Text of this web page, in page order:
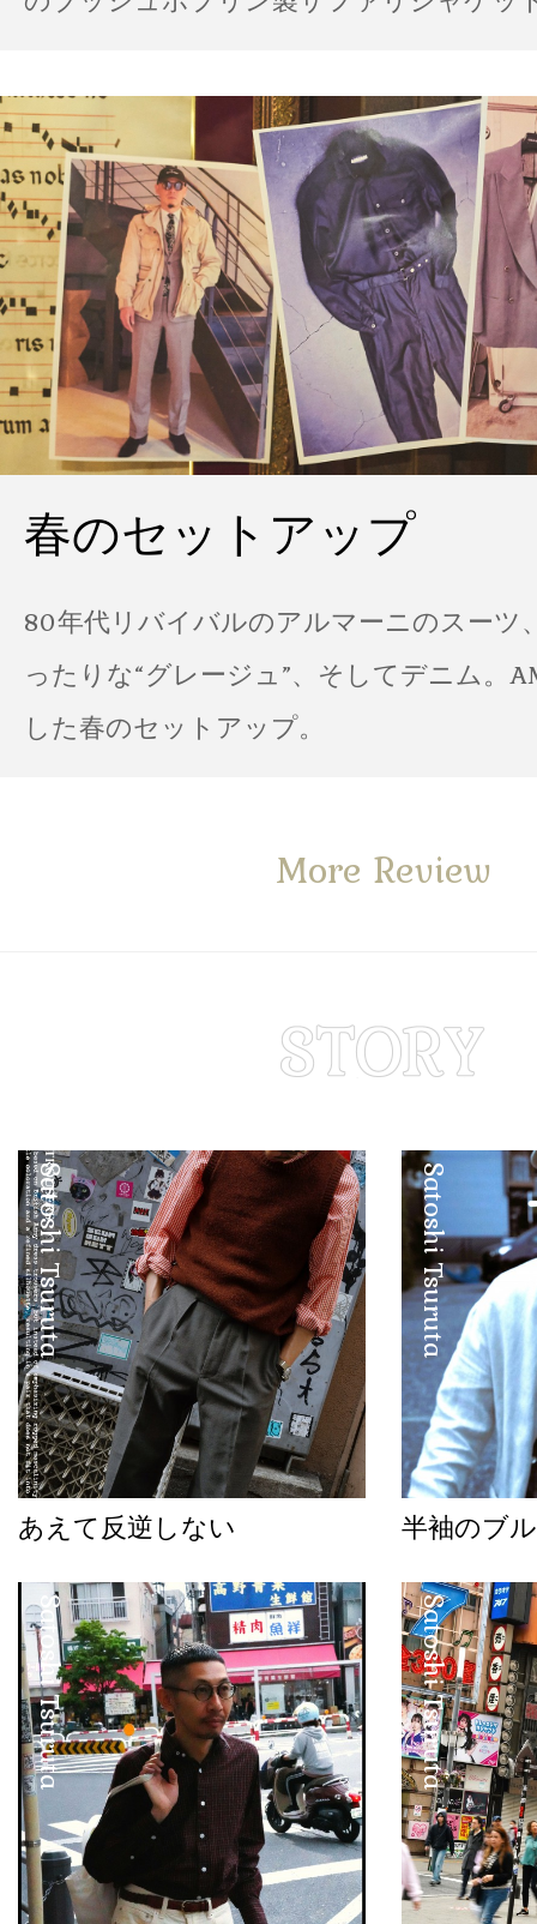
春のセットアップ
80年代リバイバルのアルマーニのスーツ
ったりな“グレージュ”、そしてデニム。
した春のセットアップ。
More Review
Satoshi Tsuruta
あえて反逆しない
Satoshi Tsuruta
半袖のブ
Satoshi Tsuruta Satoshi Tsuruta